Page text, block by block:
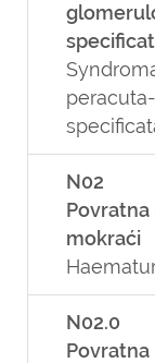
N02
Povratna
mokraći
N02.0
Povratna